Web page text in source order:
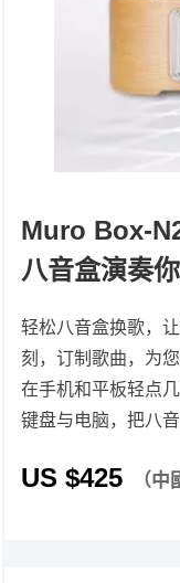
Muro Box-
八音盒演奏
轻松八音盒换歌，
刻，订制歌曲，为
在手机和平板轻点
键盘与电脑，把八
US $425 （中